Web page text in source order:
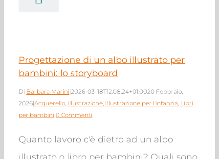
Progettazione di un albo illustrato per
bambini: lo storyboard
Di Barbara Marini|2026-03-18T12:08:24+01:0020 Febbraio,
2026|Acquerello, Illustrazione, Illustrazione per l'infanzia, Libri
per bambini|0 Commenti
Quanto lavoro c'è dietro ad un albo